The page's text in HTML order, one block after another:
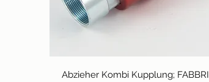
Schnellansicht
Abzieher Kombi Kupplung; FABBRI